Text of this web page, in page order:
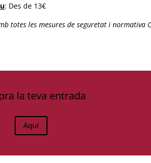
: Des de 13€
totes les mesures de seguretat i normativa
la teva entrada
Aquí